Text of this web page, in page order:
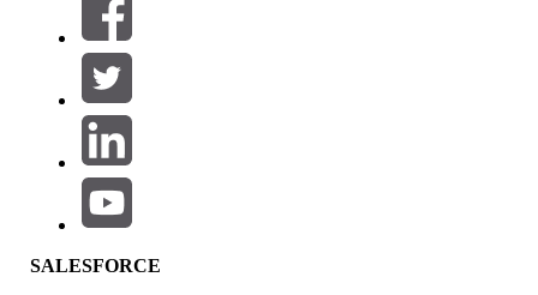
Filtros (0)
SELECCIONAR FILTROS
Área de productos
Repercusión de función
SALESFORCE